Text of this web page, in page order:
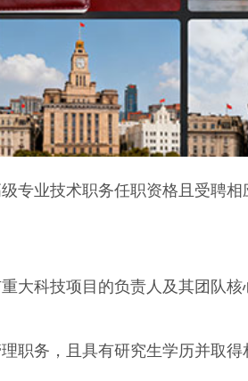
业技术职务任职资格且受聘相
科技项目的负责人及其团队核
务，且具有研究生学历并取得